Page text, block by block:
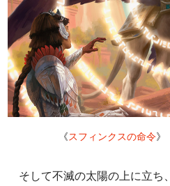
《スフィンクスの命令》
そして不滅の太陽の上に立